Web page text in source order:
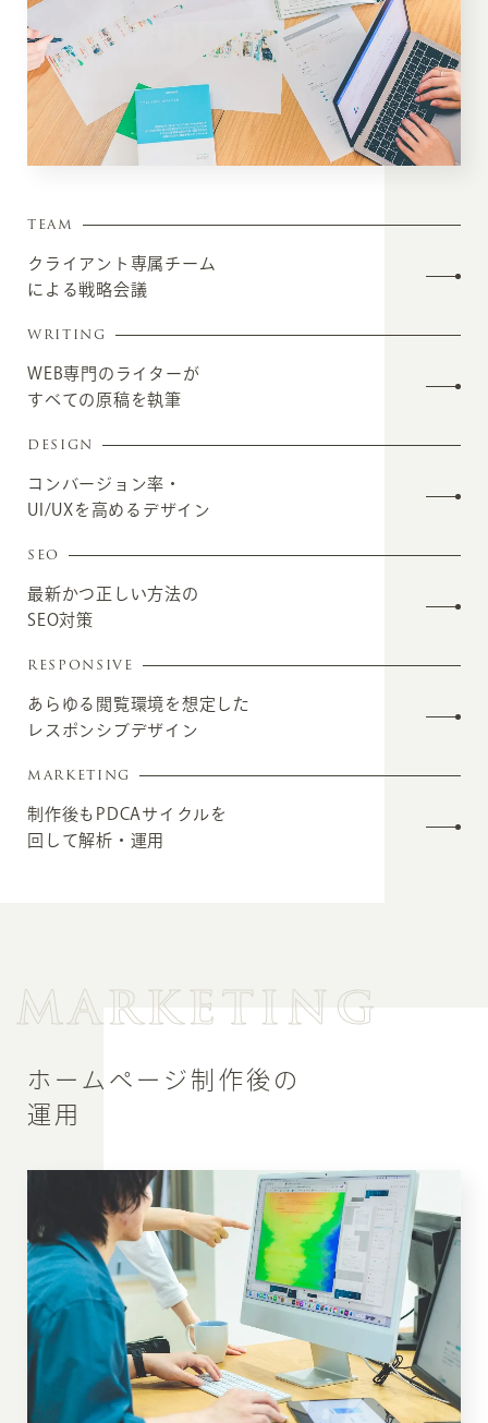
TEAM
クライアント専属チーム
による戦略会議
WRITING
WEB専門のライターが
すべての原稿を執筆
DESIGN
コンバージョン率・
UI/UXを高めるデザイン
SEO
最新かつ正しい方法の
SEO対策
RESPONSIVE
あらゆる閲覧環境を想定した
レスポンシブデザイン
MARKETING
制作後もPDCAサイクルを
回して解析・運用
MARKETING
ホームページ制作後の
運用